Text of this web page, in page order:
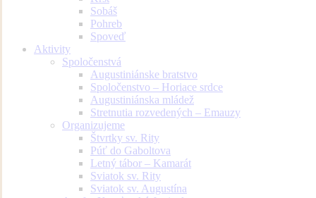
Sobáš
Pohreb
Spoveď
Aktivity
Spoločenstvá
Augustiniánske bratstvo
Spoločenstvo – Horiace srdce
Augustiniánska mládež
Stretnutia rozvedených – Emauzy
Organizujeme
Štvrtky sv. Rity
Púť do Gaboltova
Letný tábor – Kamarát
Sviatok sv. Rity
Sviatok sv. Augustína